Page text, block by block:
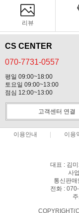
리뷰
CS CENTER
070-7731-0557
평일 09:00~18:00
토요일 09:00~13:00
점심 12:00~13:00
고객센터 연결
이용안내 이용
대표 : 김
사
통신판
전화 :